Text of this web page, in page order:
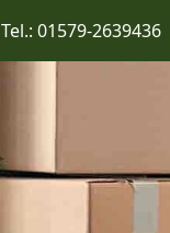
Tel.: 01579-2639436